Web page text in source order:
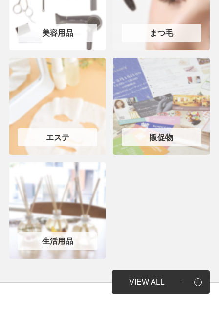
美容用品 まつ毛
エステ 販促物
生活用品
VIEW ALL